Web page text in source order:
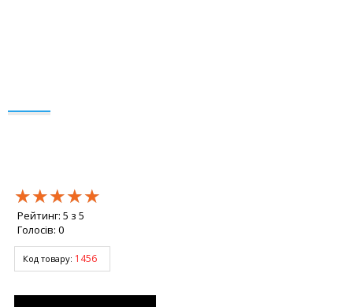
★★★★★
★★★★★
★★★★★
Рейтинг: 5 з 5
Голосів: 0
Код товару: 1456